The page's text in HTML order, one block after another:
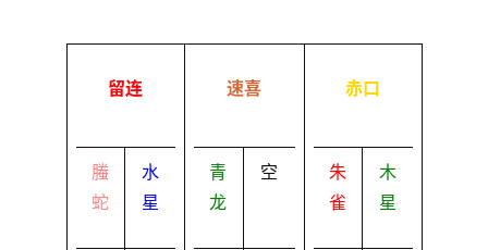
留连
螣
蛇
水
星
速喜
青
龙
空
赤口
朱
雀
木
星